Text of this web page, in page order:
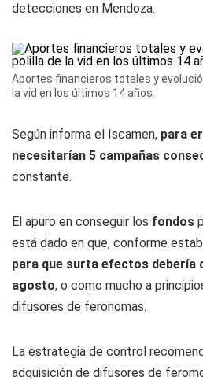
detecciones en Mendoza.
Aportes financieros totales y
la vid en los últimos 14 años.
Según informa el Iscamen, para
necesitarían 5 campañas
constante.
El apuro en conseguir los fondos
está dado en que, conforme
para que surta efectos debería
agosto, o como mucho a
difusores de feronomas.
La estrategia de control
adquisición de difusores de